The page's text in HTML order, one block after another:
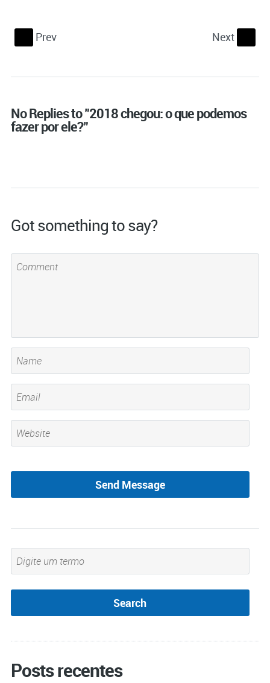
Prev Next
No Replies to "2018 chegou: o que podemos
fazer por ele?"
Got something to say?
Posts recentes